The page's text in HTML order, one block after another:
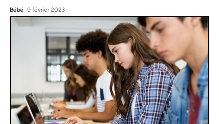
Bébé 9 février 2023